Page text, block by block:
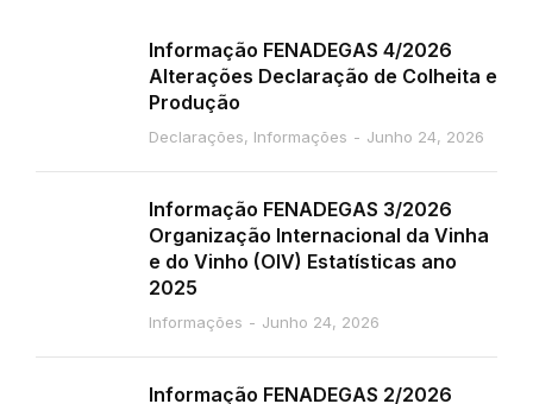
Informação FENADEGAS 4/2026
Alterações Declaração de Colheita e
Produção
Declarações, Informações Junho 24, 2026
Informação FENADEGAS 3/2026
Organização Internacional da Vinha
e do Vinho (OIV) Estatísticas ano
2025
Informações Junho 24, 2026
Informação FENADEGAS 2/2026